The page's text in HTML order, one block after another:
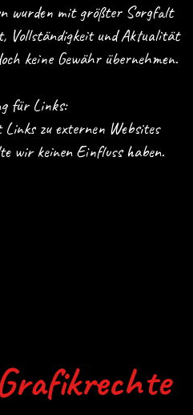
wurden mit größter Sorgfalt
Vollständigkeit und Aktualität
keine Gewähr übernehmen.
für Links:
zu externen Websites
wir keinen Einfluss haben.